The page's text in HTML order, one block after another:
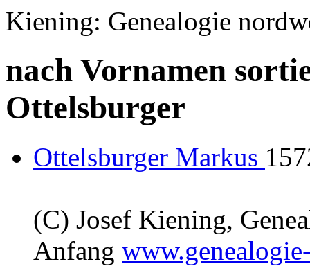
Kiening: Genealogie
nach Vornamen
Ottelsburger
Ottelsburger Markus
(C) Josef Kiening,
Anfang